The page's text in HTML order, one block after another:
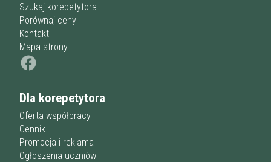
Szukaj korepetytora
Porównaj ceny
Kontakt
Mapa strony
Dla korepetytora
Oferta współpracy
Cennik
Promocja i reklama
Ogłoszenia uczniów